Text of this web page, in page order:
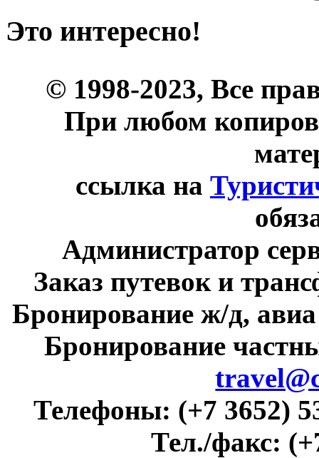
Это интересно!
© 1998-2023, Все
При любом
ссылка на
Администратор
Заказ путевок и
Бронирование ж/д,
Бронирование
Телефоны: (+7 3652)
Тел./факс: